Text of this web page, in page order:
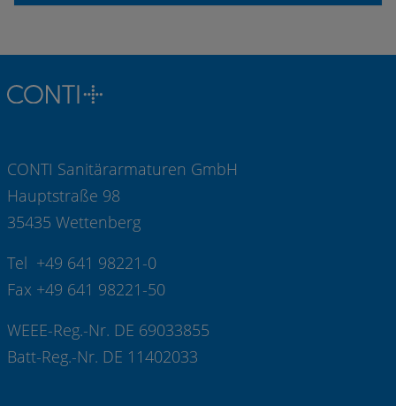
CONTI Sanitärarmaturen GmbH
Hauptstraße 98
35435 Wettenberg
Tel +49 641 98221-0
Fax +49 641 98221-50
WEEE-Reg.-Nr. DE 69033855
Batt-Reg.-Nr. DE 11402033